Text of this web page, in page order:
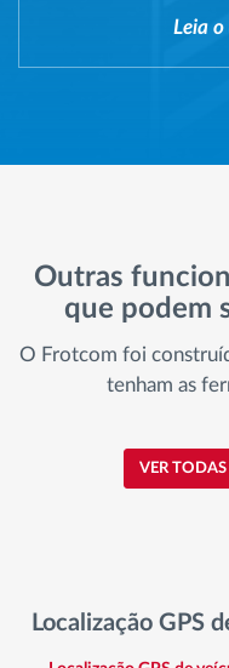
Leia
Outras
que podem
O Frotcom foi
tenham as
VER
Localização GPS